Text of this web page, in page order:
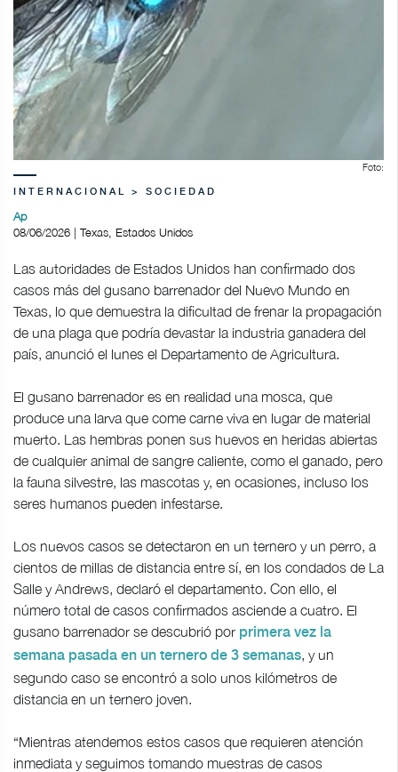
Foto:
INTERNACIONAL > SOCIEDAD
Ap
08/06/2026 | Texas, Estados Unidos
Las autoridades de Estados Unidos han confirmado dos
casos más del gusano barrenador del Nuevo Mundo en
Texas, lo que demuestra la dificultad de frenar la propagación
de una plaga que podría devastar la industria ganadera del
país, anunció el lunes el Departamento de Agricultura.
El gusano barrenador es en realidad una mosca, que
produce una larva que come carne viva en lugar de material
muerto. Las hembras ponen sus huevos en heridas abiertas
de cualquier animal de sangre caliente, como el ganado, pero
la fauna silvestre, las mascotas y, en ocasiones, incluso los
seres humanos pueden infestarse.
Los nuevos casos se detectaron en un ternero y un perro, a
cientos de millas de distancia entre sí, en los condados de La
Salle y Andrews, declaró el departamento. Con ello, el
número total de casos confirmados asciende a cuatro. El
gusano barrenador se descubrió por primera vez la
semana pasada en un ternero de 3 semanas, y un
segundo caso se encontró a solo unos kilómetros de
distancia en un ternero joven.
“Mientras atendemos estos casos que requieren atención
inmediata y seguimos tomando muestras de casos